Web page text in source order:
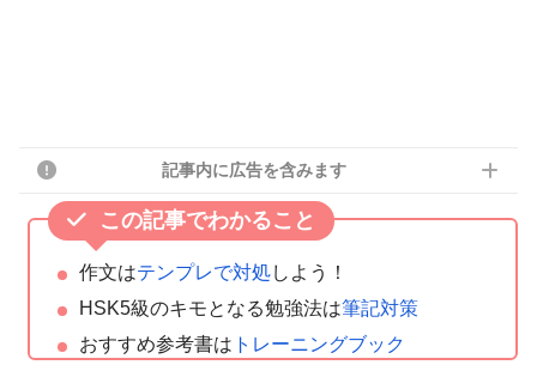
記事内に広告を含みます
この記事でわかること
作文はテンプレで対処しよう！
HSK5級のキモとなる勉強法は筆記対策
おすすめ参考書は トレーニングブック